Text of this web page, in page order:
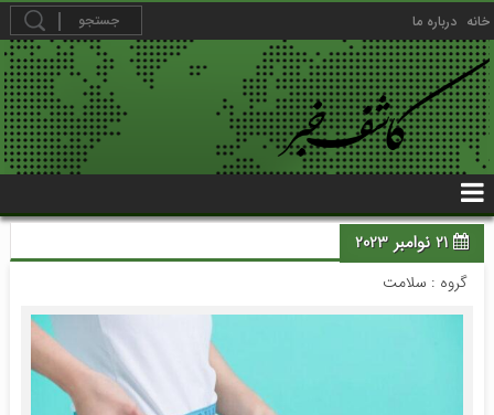
خانه درباره ما
21 نوامبر 2023
گروه : سلامت